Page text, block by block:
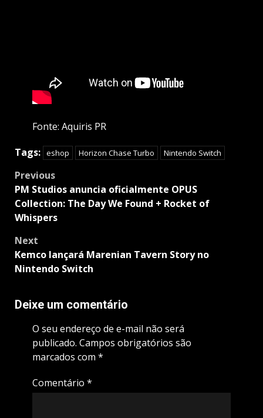
Fonte: Aquiris PR
Tags: eshop Horizon Chase Turbo Nintendo Switch
Post
navigation
Previous
PM Studios anuncia oficialmente OPUS
Collection: The Day We Found + Rocket of
Whispers
Next
Kemco lançará Marenian Tavern Story no
Nintendo Switch
Deixe um comentário
O seu endereço de e-mail não será
publicado. Campos obrigatórios são
marcados com *
Comentário *